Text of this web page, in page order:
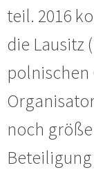
teil. 2016
die Lausitz
polnischen
noch
Beteiligung